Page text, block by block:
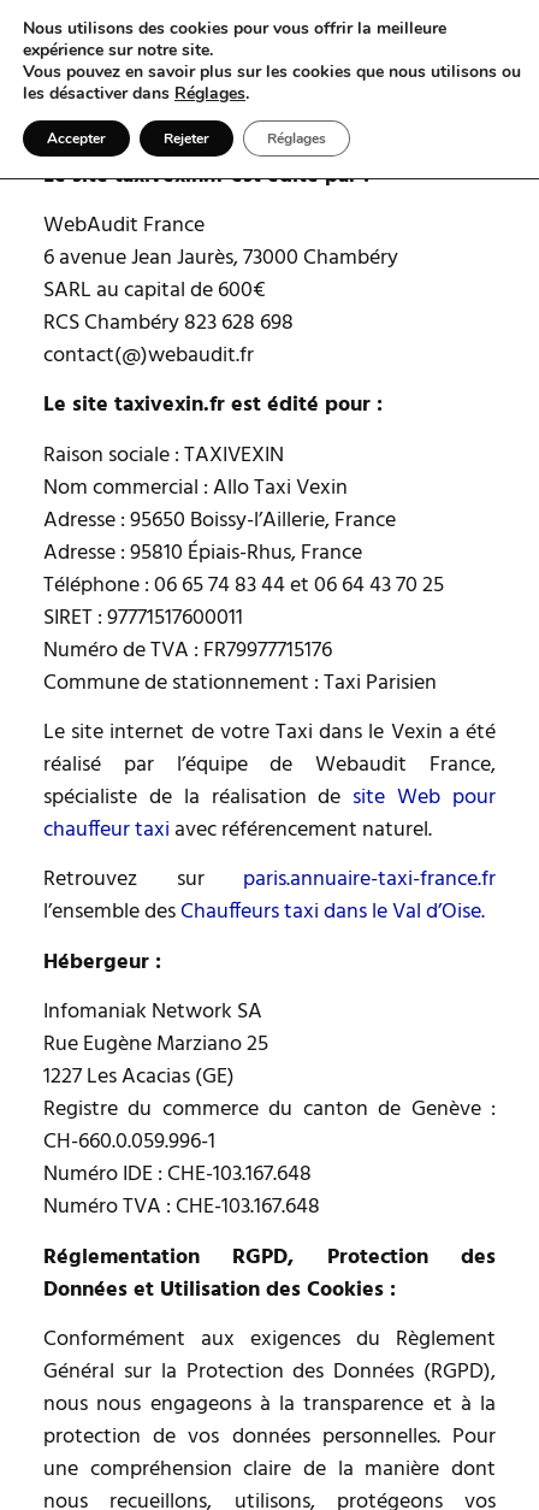
Le site taxivexin.fr est édité par :
WebAudit France
6 avenue Jean Jaurès, 73000 Chambéry
SARL au capital de 600€
RCS Chambéry 823 628 698
contact(@)webaudit.fr
Le site taxivexin.fr est édité pour :
Raison sociale : TAXIVEXIN
Nom commercial : Allo Taxi Vexin
Adresse : 95650 Boissy-l’Aillerie, France
Adresse : 95810 Épiais-Rhus, France
Téléphone : 06 65 74 83 44 et 06 64 43 70 25
SIRET : 97771517600011
Numéro de TVA : FR79977715176
Commune de stationnement : Taxi Parisien
Le site internet de votre Taxi dans le Vexin a été
réalisé par l’équipe de Webaudit France,
spécialiste de la réalisation de site Web pour
chauffeur taxiavec référencement naturel.
Retrouvez sur paris.annuaire-taxi-france.fr
l’ensemble desChauffeurs taxi dans le Val d’Oise.
Hébergeur :
Infomaniak Network SA
Rue Eugène Marziano 25
1227 Les Acacias (GE)
Registre du commerce du canton de Genève :
CH-660.0.059.996-1
Numéro IDE : CHE-103.167.648
Numéro TVA : CHE-103.167.648
Réglementation RGPD, Protection des
Données et Utilisation des Cookies :
Conformément aux exigences du Règlement
Général sur la Protection des Données (RGPD),
nous nous engageons à la transparence et à la
protection de vos données personnelles. Pour
une compréhension claire de la manière dont
nous recueillons, utilisons, protégeons vos
Nous utilisons des cookies pour vous offrir la meilleure
expérience sur notre site.
Vous pouvez en savoir plus sur les cookies que nous utilisons ou
les désactiver dans Réglages.
Accepter Rejeter Réglages